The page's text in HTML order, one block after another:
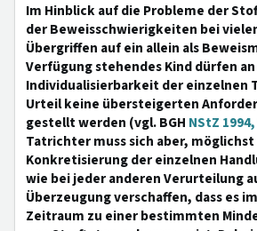
Im Hinblick auf die Probleme der
der Beweisschwierigkeiten bei
Übergriffen auf ein allein als
Verfügung stehendes Kind dürfen
Individualisierbarkeit der einzelnen
Urteil keine übersteigerten
gestellt werden (vgl. BGH NStZ
Tatrichter muss sich aber,
Konkretisierung der einzelnen
wie bei jeder anderen Verurteilung
Überzeugung verschaffen, dass es
Zeitraum zu einer bestimmten